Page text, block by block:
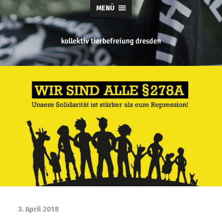
MENÜ
tierbefreiung
dresden
3. April 2018